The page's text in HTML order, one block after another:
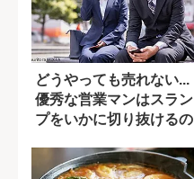
どうやっても売れない...
優秀な営業マンはスラン
プをいかに切り抜けるの